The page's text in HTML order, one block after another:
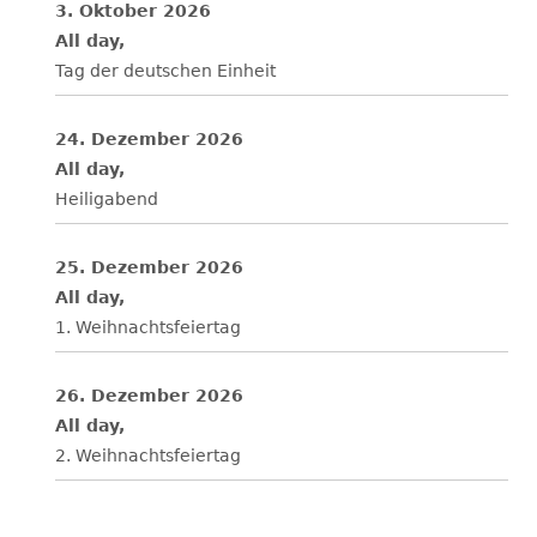
3. Oktober 2026
All day,
Tag der deutschen Einheit
24. Dezember 2026
All day,
Heiligabend
25. Dezember 2026
All day,
1. Weihnachtsfeiertag
26. Dezember 2026
All day,
2. Weihnachtsfeiertag